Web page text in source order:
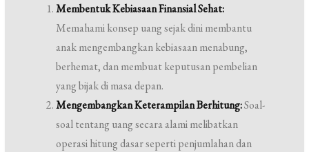
Membentuk Kebiasaan Finansial Sehat:
Memahami konsep uang sejak dini membantu
anak mengembangkan kebiasaan menabung,
berhemat, dan membuat keputusan pembelian
yang bijak di masa depan.
Mengembangkan Keterampilan Berhitung:Soal-
soal tentang uang secara alami melibatkan
operasi hitung dasar seperti penjumlahan dan